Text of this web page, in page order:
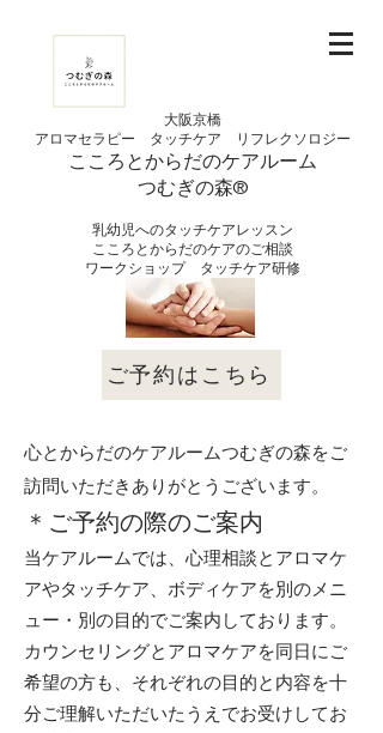
大阪京橋
アロマセラピー タッチケア
リフレクソロジー
こころとからだのケアルーム
つむぎの​森®︎
​乳幼児へのタッチケアレッスン
こころとからだのケアのご相談
​ワークショップ タッチケア研修
ご予約はこちら
​個人セッション ケアの
ご案内
心とからだのケアルームつむぎの森をご
訪問いただきありがとうございます。
＊ご予約の際のご案内
当ケアルームでは、心理相談とアロマケ
アやタッチケア、ボディケアを別のメニ
ュー・別の目的でご案内しております。
カウンセリングとアロマケアを同日にご
希望の方も、それぞれの目的と内容を十
分ご理解いただいたうえでお受けしてお